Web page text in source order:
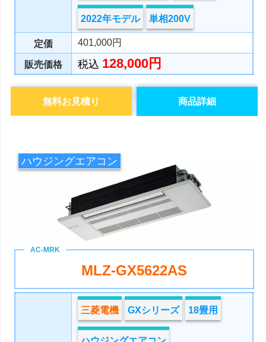
2022年モデル 単相200V
定価 401,000円
販売価格 税込 128,000円
商品詳細
無料お見積り
ハウジングエアコン
MLZ-GX5622AS
三菱電機 GXシリーズ 18畳用